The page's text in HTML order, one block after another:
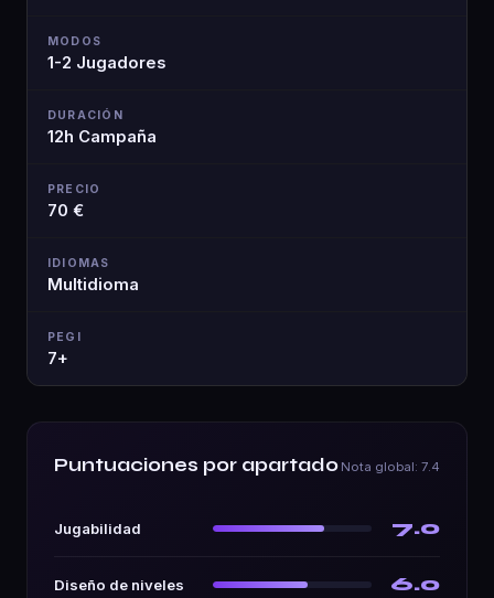
MODOS
1-2 Jugadores
DURACIÓN
12h Campaña
PRECIO
70 €
IDIOMAS
Multidioma
PEGI
7+
Puntuaciones por apartado Nota global: 7.4
Jugabilidad 7.0
Diseño de niveles 6.0